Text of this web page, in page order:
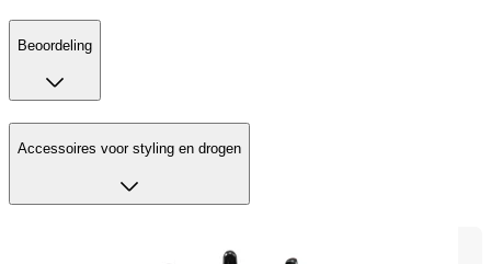
Beoordeling
Accessoires voor styling en drogen